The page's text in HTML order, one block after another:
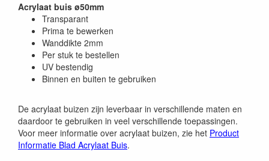
Acrylaat buis ø50mm
Transparant
Prima te bewerken
Wanddikte 2mm
Per stuk te bestellen
UV bestendig
Binnen en buiten te gebruiken
De acrylaat buizen zijn leverbaar in verschillende maten en
daardoor te gebruiken in veel verschillende toepassingen.
Voor meer informatie over acrylaat buizen, zie het Product
Informatie Blad Acrylaat Buis.